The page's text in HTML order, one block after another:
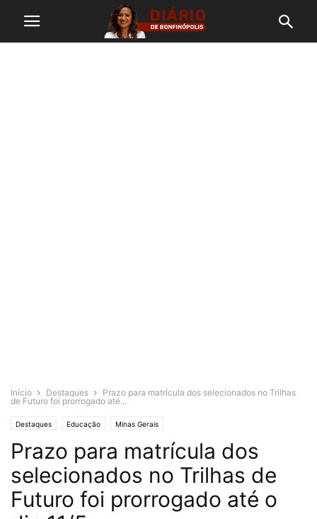
Início Destaques
Prazo para matrícula dos selecionados no Trilhas
de Futuro foi prorrogado até...
Destaques Educação Minas Gerais
Prazo para matrícula dos
selecionados no Trilhas de
Futuro foi prorrogado até o